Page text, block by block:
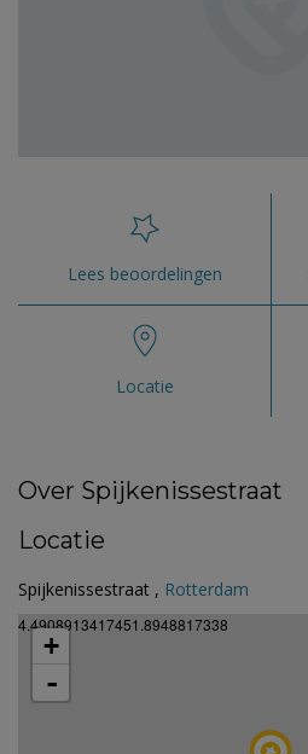
Lees beoordelingen
Locatie
Over Spijkenissestraat
Locatie
Spijkenissestraat , Rotterdam
4.4908913417451.8948817338
+
-